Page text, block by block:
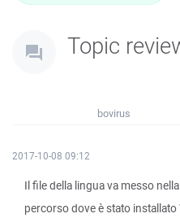
Topic
bovirus
2017-10-08 09:12
Il file della lingua va messo
percorso dove è stato installato